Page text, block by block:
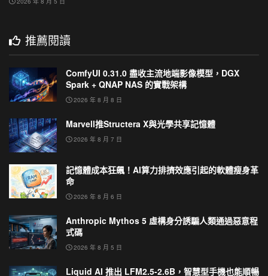
推薦閱讀
ComfyUI 0.31.0 盡收主流地端影像模型，DGX
Spark + QNAP NAS 的實戰架構
2026 年 8 月 8 日
Marvell推Structera X與光學共享記憶體
2026 年 8 月 7 日
記憶體成本狂飆！AI算力排擠效應引起的軟體瘦身革
命
2026 年 8 月 6 日
Anthropic Mythos 5 虛構身分誘騙人類通過惡意程
式碼
2026 年 8 月 5 日
Liquid AI 推出 LFM2.5-2.6B，智慧型手機也能順暢